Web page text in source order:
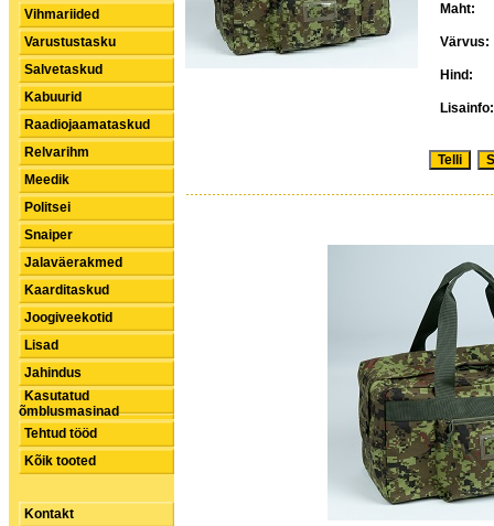
Vihmariided
Varustustasku
Salvetaskud
Kabuurid
Raadiojaamataskud
Relvarihm
Meedik
Politsei
Snaiper
Jalaväerakmed
Kaarditaskud
Joogiveekotid
Lisad
Jahindus
Kasutatud
õmblusmasinad
Tehtud tööd
Kõik tooted
Kontakt
Maht:
Värvus:
Hind:
Lisainfo: